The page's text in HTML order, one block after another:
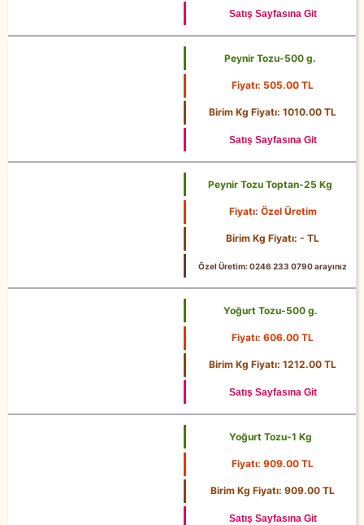
Satış Sayfasına Git
Peynir Tozu-500 g.
Fiyatı: 505.00 TL
Birim Kg Fiyatı: 1010.00 TL
Satış Sayfasına Git
Peynir Tozu Toptan-25 Kg
Fiyatı: Özel Üretim
Birim Kg Fiyatı: - TL
Özel Üretim: 0246 233 0790 arayınız
Yoğurt Tozu-500 g.
Fiyatı: 606.00 TL
Birim Kg Fiyatı: 1212.00 TL
Satış Sayfasına Git
Yoğurt Tozu-1 Kg
Fiyatı: 909.00 TL
Birim Kg Fiyatı: 909.00 TL
Satış Sayfasına Git